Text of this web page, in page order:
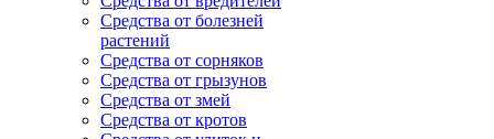
Средства от болезней
растений
Средства от сорняков
Средства от грызунов
Средства от змей
Средства от кротов